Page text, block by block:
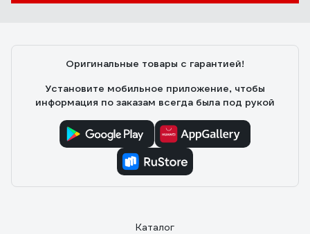
Оригинальные товары с гарантией!
Установите мобильное приложение, чтобы
информация по заказам всегда была под рукой
Каталог